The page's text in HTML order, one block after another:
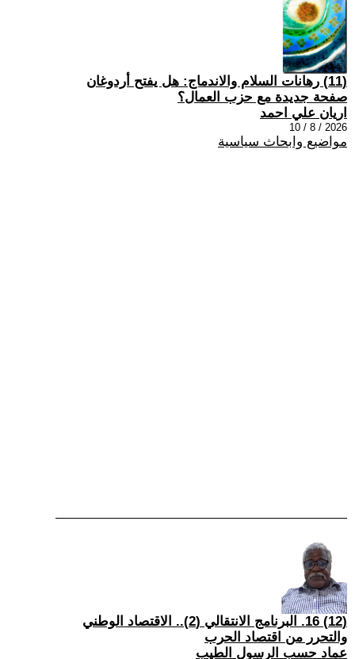
(11) رهانات السلام والاندماج: هل يفتح أردوغان
صفحة جديدة مع حزب العمال؟
اريان علي احمد
2026 / 8 / 10
مواضيع وابحاث سياسية
(12) 16. البرنامج الانتقالي (2).. الاقتصاد الوطني
والتحرر من اقتصاد الحرب
عماد حسب الرسول الطيب